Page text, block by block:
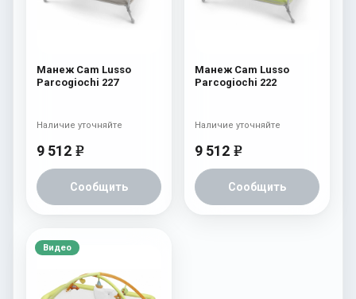
Манеж Cam Lusso
Parcogiochi 227
9 512 e
Сообщить
Наличие уточняйте
Манеж Cam Lusso
Parcogiochi 222
9 512 e
Сообщить
Наличие уточняйте
Видео